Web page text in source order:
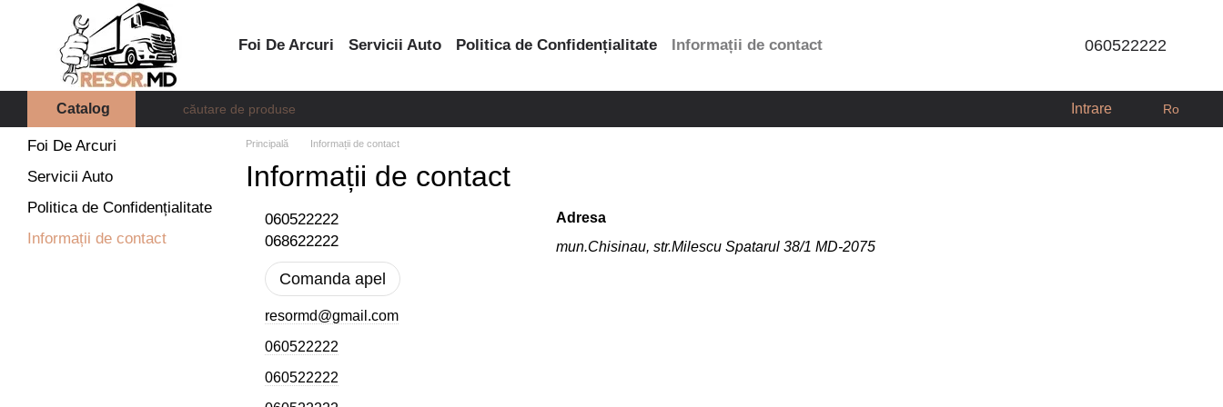
Mergi la conținutul principal
Foi De Arcuri Servicii Auto Politica de Confidențialitate Informații de contact 060522222
Catalog Intrare Ro
Principală Informații de contact
Informații de contact
060522222
068622222
Comanda apel
resormd@gmail.com
060522222
060522222
Adresa
mun.Chisinau, str.Milescu Spatarul 38/1 MD-2075
Foi De Arcuri
Servicii Auto
Politica de Confidențialitate
Informații de contact